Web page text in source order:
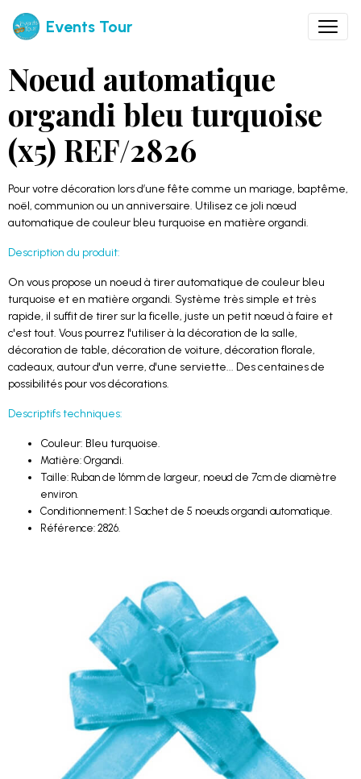
Events Tour
Noeud automatique
organdi bleu turquoise
(x5) REF/2826
Pour votre décoration lors d’une fête comme un mariage, baptême,
noël, communion ou un anniversaire. Utilisez ce joli nœud
automatique de couleur bleu turquoise en matière organdi.
Description du produit:
On vous propose un noeud à tirer automatique de couleur bleu
turquoise et en matière organdi. Système très simple et très
rapide, il suffit de tirer sur la ficelle, juste un petit nœud à faire et
c'est tout. Vous pourrez l'utiliser à la décoration de la salle,
décoration de table, décoration de voiture, décoration florale,
cadeaux, autour d'un verre, d'une serviette... Des centaines de
possibilités pour vos décorations.
Descriptifs techniques:
Couleur: Bleu turquoise.
Matière: Organdi.
Taille: Ruban de 16mm de largeur, noeud de 7cm de diamètre
environ.
Conditionnement: 1 Sachet de 5 noeuds organdi automatique.
Référence: 2826.